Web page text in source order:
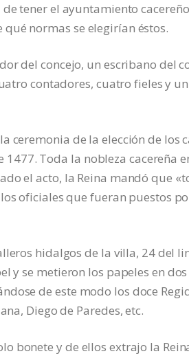
tener el ayuntamiento
normas se elegirían éstos.
del concejo, un escribano del
contadores, cuatro fieles y un
ceremonia de la elección de los
Toda la nobleza cacereña
el acto, la Reina mandó que
oficiales que fueran puestos
hidalgos de la villa, 24 del
y se metieron los papeles en dos
de este modo los doce
Diego de Paredes, etc.
bonete y de ellos extrajo la